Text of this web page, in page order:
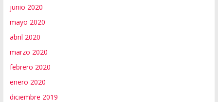
junio 2020
mayo 2020
abril 2020
marzo 2020
febrero 2020
enero 2020
diciembre 2019